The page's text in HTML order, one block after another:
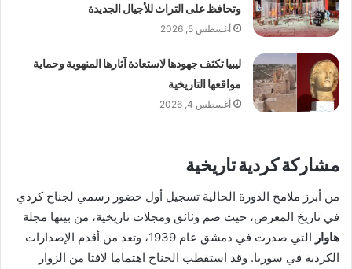
وتحافظ على التراث للأجيال الجديدة
أغسطس 5, 2026
ليبيا تكثف جهودها لاستعادة آثارها المنهوبة وحماية
مواقعها التاريخية
أغسطس 4, 2026
مشاركة كردية تاريخية
من أبرز ملامح الدورة الحالية تسجيل أول حضور رسمي لجناح كردي
في تاريخ المعرض، حيث ضم وثائق ومجلات تاريخية، من بينها مجلة
هاوار
التي صدرت في دمشق عام 1939، وتعد من أقدم الإصدارات
الكردية في سوريا. وقد استقطب الجناح اهتماما لافتا من الزوار